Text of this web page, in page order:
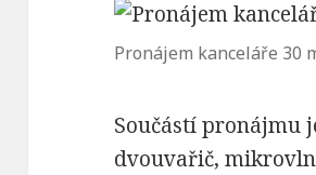
Pronájem kanceláře 30
Součástí pronájmu
dvouvařič,